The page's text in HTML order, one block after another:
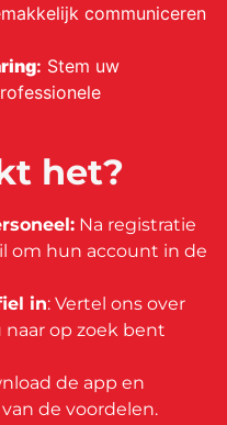
communiceren
: Stem uw
het?
Na registratie
om hun account in de
in: Vertel ons over
naar op zoek bent
de app en
de voordelen.